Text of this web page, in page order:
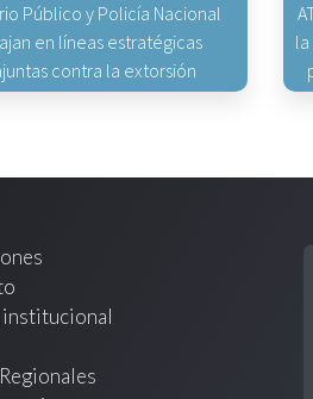
Público y Policía Nacional
en líneas estratégicas
contra la extorsión